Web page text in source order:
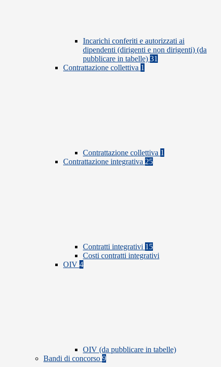
Incarichi conferiti e autorizzati ai
dipendenti (dirigenti e non dirigenti) (da
pubblicare in tabelle) 31
Contrattazione collettiva 1
Contrattazione collettiva 1
Contrattazione integrativa 25
Contratti integrativi 15
Costi contratti integrativi
OIV 4
OIV (da pubblicare in tabelle)
Bandi di concorso 9